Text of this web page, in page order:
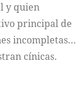
y quien
principal de
incompletas…
cínicas.